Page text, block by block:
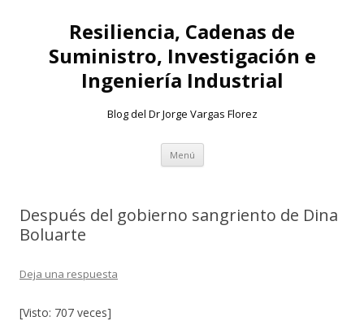
Resiliencia, Cadenas de
Suministro, Investigación e
Ingeniería Industrial
Blog del Dr Jorge Vargas Florez
Menú Ir
contenido
Después del gobierno sangriento de Dina
Boluarte
Deja una respuesta
[Visto: 707 veces]